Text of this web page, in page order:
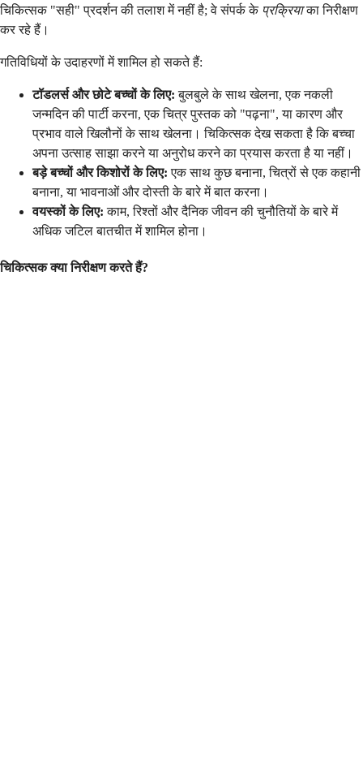
चिकित्सक "सही" प्रदर्शन की तलाश में नहीं है; वे संपर्क के प्रक्रियाका निरीक्षण
कर रहे हैं।
गतिविधियों के उदाहरणों में शामिल हो सकते हैं:
टॉडलर्स और छोटे बच्चों के लिए: बुलबुले के साथ खेलना, एक नकली
जन्मदिन की पार्टी करना, एक चित्र पुस्तक को "पढ़ना", या कारण और
प्रभाव वाले खिलौनों के साथ खेलना। चिकित्सक देख सकता है कि बच्चा
अपना उत्साह साझा करने या अनुरोध करने का प्रयास करता है या नहीं।
बड़े बच्चों और किशोरों के लिए: एक साथ कुछ बनाना, चित्रों से एक कहानी
बनाना, या भावनाओं और दोस्ती के बारे में बात करना।
वयस्कों के लिए: काम, रिश्तों और दैनिक जीवन की चुनौतियों के बारे में
अधिक जटिल बातचीत में शामिल होना।
चिकित्सक क्या निरीक्षण करते हैं?